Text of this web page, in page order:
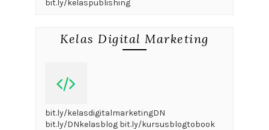
bit.ly/kelaspublishing
Kelas Digital Marketing
bit.ly/kelasdigitalmarketingDN
bit.ly/DNkelasblog bit.ly/kursusblogtobook